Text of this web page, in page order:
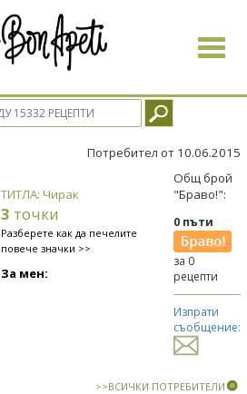
Toggle
Потребител от 10.06.2015
ТИТЛА: Чирак
3 точки
Разберете как да печелите
повече значки >>
За мен:
Общ брой
"Браво!":
0 пъти
за 0
рецепти
Изпрати
съобщение:
>>ВСИЧКИ ПОТРЕБИТЕЛИ